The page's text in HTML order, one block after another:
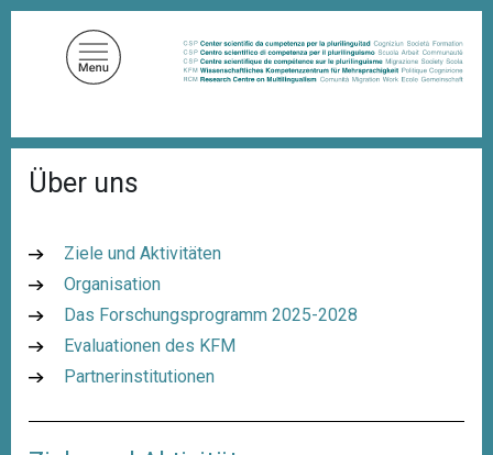
D
f
a
Über uns
Ziele und Aktivitäten
Organisation
Das Forschungsprogramm 2025-2028
Evaluationen des KFM
Partnerinstitutionen